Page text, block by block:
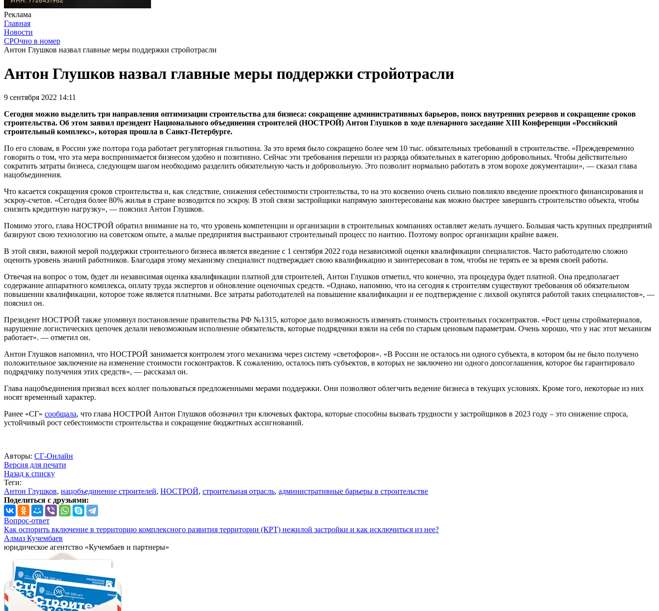
Реклама
Главная
Новости
СРОчно в номер
Антон Глушков назвал главные меры поддержки стройотрасли
Антон Глушков назвал главные меры поддержки стройотрасли
9 сентября 2022 14:11
Сегодня можно выделить три направления оптимизации строительства для бизнеса: сокращение административных барьеров, поиск внутренних резервов и сокращение сроков
строительства. Об этом заявил президент Национального объединения строителей (НОСТРОЙ) Антон Глушков в ходе пленарного заседание XIII Конференции «Российский
строительный комплекс», которая прошла в Санкт-Петербурге.
По его словам, в России уже полтора года работает регуляторная гильотина. За это время было сокращено более чем 10 тыс. обязательных требований в строительстве. «Преждевременно
говорить о том, что эта мера воспринимается бизнесом удобно и позитивно. Сейчас эти требования перешли из разряда обязательных в категорию добровольных. Чтобы действительно
сократить затраты бизнеса, следующем шагом необходимо разделить обязательную часть и добровольную. Это позволит нормально работать в этом ворохе документации», — сказал глава
нацобъединения.
Что касается сокращения сроков строительства и, как следствие, снижения себестоимости строительства, то на это косвенно очень сильно повлияло введение проектного финансирования и
эскроу-счетов. «Сегодня более 80% жилья в стране возводится по эскроу. В этой связи застройщики напрямую заинтересованы как можно быстрее завершить строительство объекта, чтобы
снизить кредитную нагрузку», — пояснил Антон Глушков.
Помимо этого, глава НОСТРОЙ обратил внимание на то, что уровень компетенции и организации в строительных компаниях оставляет желать лучшего. Большая часть крупных предприятий
базируют свою технологию на советском опыте, а малые предприятия выстраивают строительный процесс по наитию. Поэтому вопрос организации крайне важен.
В этой связи, важной мерой поддержки строительного бизнеса является введение с 1 сентября 2022 года независимой оценки квалификации специалистов. Часто работодателю сложно
оценить уровень знаний работников. Благодаря этому механизму специалист подтверждает свою квалификацию и заинтересован в том, чтобы не терять ее за время своей работы.
Отвечая на вопрос о том, будет ли независимая оценка квалификации платной для строителей, Антон Глушков отметил, что конечно, эта процедура будет платной. Она предполагает
содержание аппаратного комплекса, оплату труда экспертов и обновление оценочных средств. «Однако, напомню, что на сегодня к строителям существуют требования об обязательном
повышении квалификации, которое тоже является платными. Все затраты работодателей на повышение квалификации и ее подтверждение с лихвой окупятся работой таких специалистов», —
пояснил он.
Президент НОСТРОЙ также упомянул постановление правительства РФ №1315, которое дало возможность изменять стоимость строительных госконтрактов. «Рост цены стройматериалов,
нарушение логистических цепочек делали невозможным исполнение обязательств, которые подрядчики взяли на себя по старым ценовым параметрам. Очень хорошо, что у нас этот механизм
работает». — отметил он.
Антон Глушков напомнил, что НОСТРОЙ занимается контролем этого механизма через систему «светофоров». «В России не осталось ни одного субъекта, в котором бы не было получено
положительное заключение на изменение стоимости госконтрактов. К сожалению, осталось пять субъектов, в которых не заключено ни одного допсоглашения, которое бы гарантировало
подрядчику получения этих средств», — рассказал он.
Глава нацобъединения призвал всех коллег пользоваться предложенными мерами поддержки. Они позволяют облегчить ведение бизнеса в текущих условиях. Кроме того, некоторые из них
носят временный характер.
Ранее «СГ» сообщала, что глава НОСТРОЙ Антон Глушков обозначил три ключевых фактора, которые способны вызвать трудности у застройщиков в 2023 году – это снижение спроса,
устойчивый рост себестоимости строительства и сокращение бюджетных ассигнований.
Авторы: СГ-Онлайн
Версия для печати
Назад к списку
Теги:
Антон Глушков, нацобъединение строителей, НОСТРОЙ, строительная отрасль, административные барьеры в строительстве
Поделиться с друзьями:
Вопрос-ответ
Как оспорить включение в территорию комплексного развития территории (КРТ) нежилой застройки и как исключиться из нее?
Алмаз Кучембаев
юридическое агентство «Кучембаев и партнеры»